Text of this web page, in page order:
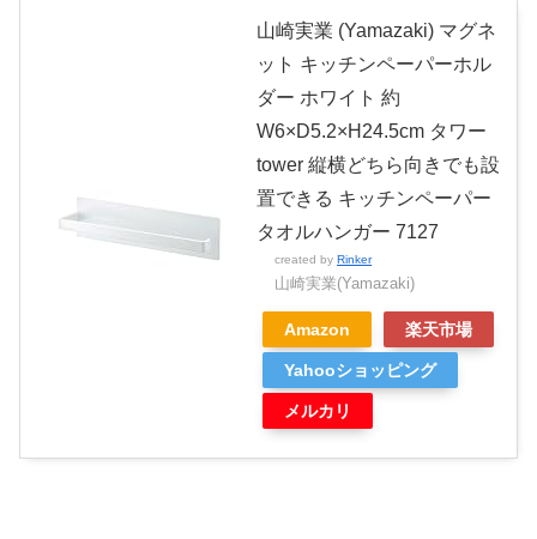
山崎実業 (Yamazaki) マグネ
ット キッチンペーパーホル
ダー ホワイト 約
W6×D5.2×H24.5cm タワー
tower 縦横どちら向きでも設
置できる キッチンペーパー
タオルハンガー 7127
created by Rinker
山崎実業(Yamazaki)
Amazon 楽天市場
Yahooショッピング
メルカリ